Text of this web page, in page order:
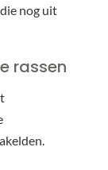
nog uit
rassen